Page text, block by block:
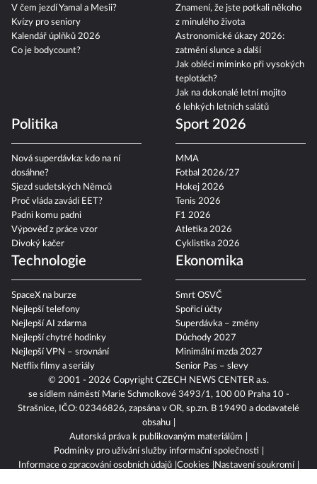
© 2001 - 2026 Copyright CZECH NEWS CENTER a.s.
se sídlem náměstí Marie Schmolkové 3493/1, 100 00 Praha 10 -
Strašnice, IČO: 02346826, zapsána v OR, sp.zn. B 19490 a dodavatelé
obsahu
Autorská práva k publikovaným materiálům
Podmínky pro užívání služby informační společnosti
Informace o zpracování osobních údajů Cookies
Nastavení soukromí
V čem jezdí Yamal a Mesii?
Kvízy pro seniory
Kalendář úplňků 2026
Co je bodycount?
Znamení, že jste potkali někoho
z minulého života
Astronomické úkazy 2026:
zatmění slunce a další
Jak obléci miminko při vysokých
teplotách?
Jak na dokonalé letní mojito
6 lehkých letních salátů
Politika
Nová superdávka: kdo na ní
dosáhne?
Sjezd sudetských Němců
Proč vláda zavádí EET?
Padni komu padni
Výpověď z práce vzor
Divoký kačer
Sport 2026
MMA
Fotbal 2026/27
Hokej 2026
Tenis 2026
F1 2026
Atletika 2026
Cyklistika 2026
Technologie
SpaceX na burze
Nejlepší telefony
Nejlepší AI zdarma
Nejlepší chytré hodinky
Nejlepší VPN – srovnání
Netflix filmy a seriály
Ekonomika
Smrt OSVČ
Spořicí účty
Superdávka – změny
Důchody 2027
Minimální mzda 2027
Senior Pas – slevy